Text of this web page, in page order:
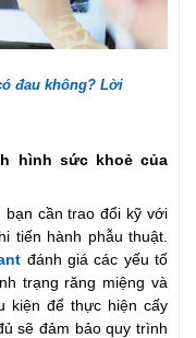
đau không? Lời
hình sức khoẻ của
bạn cần trao đổi kỹ với
tiến hành phẫu thuật.
đánh giá các yếu tố
trạng răng miệng và
kiện để thực hiện cấy
sẽ đảm bảo quy trình